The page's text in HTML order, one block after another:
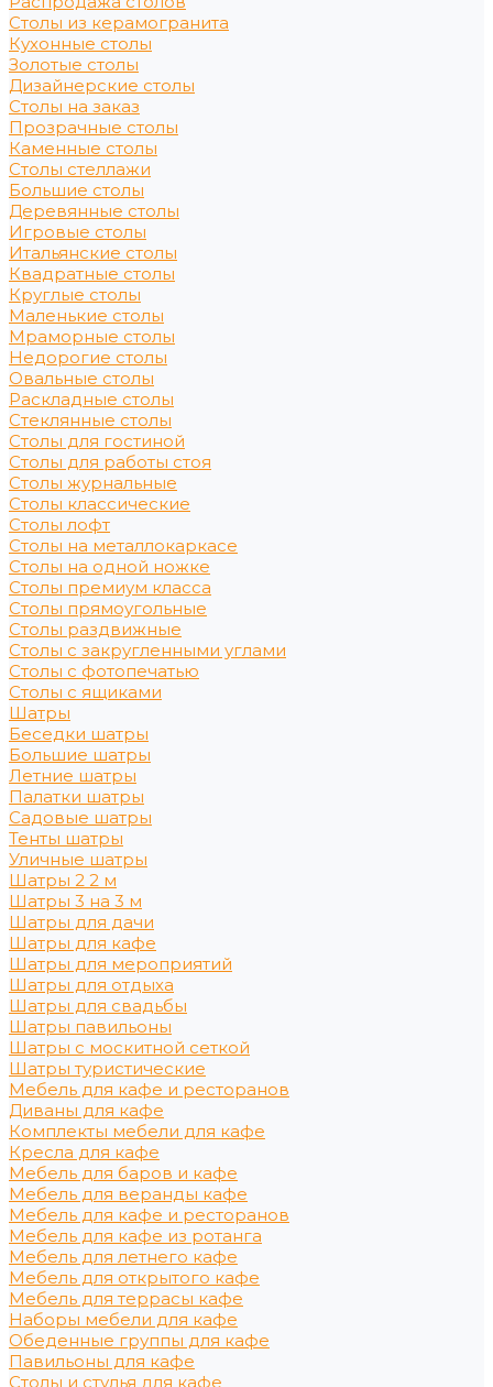
Столы из керамогранита
Кухонные столы
Золотые столы
Дизайнерские столы
Столы на заказ
Прозрачные столы
Каменные столы
Столы стеллажи
Большие столы
Деревянные столы
Игровые столы
Итальянские столы
Квадратные столы
Круглые столы
Маленькие столы
Мраморные столы
Недорогие столы
Овальные столы
Раскладные столы
Стеклянные столы
Столы для гостиной
Столы для работы стоя
Столы журнальные
Столы классические
Столы лофт
Столы на металлокаркасе
Столы на одной ножке
Столы премиум класса
Столы прямоугольные
Столы раздвижные
Столы с закругленными углами
Столы с фотопечатью
Столы с ящиками
Шатры
Беседки шатры
Большие шатры
Летние шатры
Палатки шатры
Садовые шатры
Тенты шатры
Уличные шатры
Шатры 2 2 м
Шатры 3 на 3 м
Шатры для дачи
Шатры для кафе
Шатры для мероприятий
Шатры для отдыха
Шатры для свадьбы
Шатры павильоны
Шатры с москитной сеткой
Шатры туристические
Мебель для кафе и ресторанов
Диваны для кафе
Комплекты мебели для кафе
Кресла для кафе
Мебель для баров и кафе
Мебель для веранды кафе
Мебель для кафе и ресторанов
Мебель для кафе из ротанга
Мебель для летнего кафе
Мебель для открытого кафе
Мебель для террасы кафе
Наборы мебели для кафе
Обеденные группы для кафе
Павильоны для кафе
Столы и стулья для кафе